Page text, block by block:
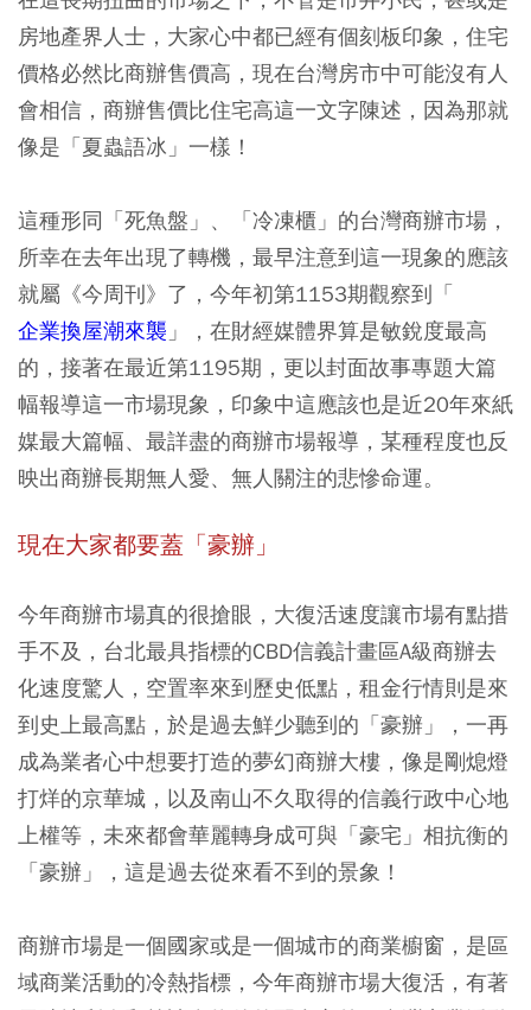
房地產界人士，大家心中都已經有個刻板印象，住宅
價格必然比商辦售價高，現在台灣房市中可能沒有人
會相信，商辦售價比住宅高這一文字陳述，因為那就
像是「夏蟲語冰」一樣！
這種形同「死魚盤」、「冷凍櫃」的台灣商辦市場，
所幸在去年出現了轉機，最早注意到這一現象的應該
就屬《今周刊》了，今年初第1153期觀察到「
企業換屋潮來襲 」，在財經媒體界算是敏銳度最高
的，接著在最近第1195期，更以封面故事專題大篇
幅報導這一市場現象，印象中這應該也是近20年來紙
媒最大篇幅、最詳盡的商辦市場報導，某種程度也反
映出商辦長期無人愛、無人關注的悲慘命運。
現在大家都要蓋「豪辦」
今年商辦市場真的很搶眼，大復活速度讓市場有點措
手不及，台北最具指標的CBD信義計畫區A級商辦去
化速度驚人，空置率來到歷史低點，租金行情則是來
到史上最高點，於是過去鮮少聽到的「豪辦」，一再
成為業者心中想要打造的夢幻商辦大樓，像是剛熄燈
打烊的京華城，以及南山不久取得的信義行政中心地
上權等，未來都會華麗轉身成可與「豪宅」相抗衡的
「豪辦」，這是過去從來看不到的景象！
商辦市場是一個國家或是一個城市的商業櫥窗，是區
域商業活動的冷熱指標，今年商辦市場大復活，有著